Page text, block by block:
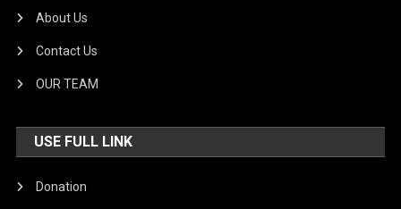
About Us
Contact Us
OUR TEAM
USE FULL LINK
Donation